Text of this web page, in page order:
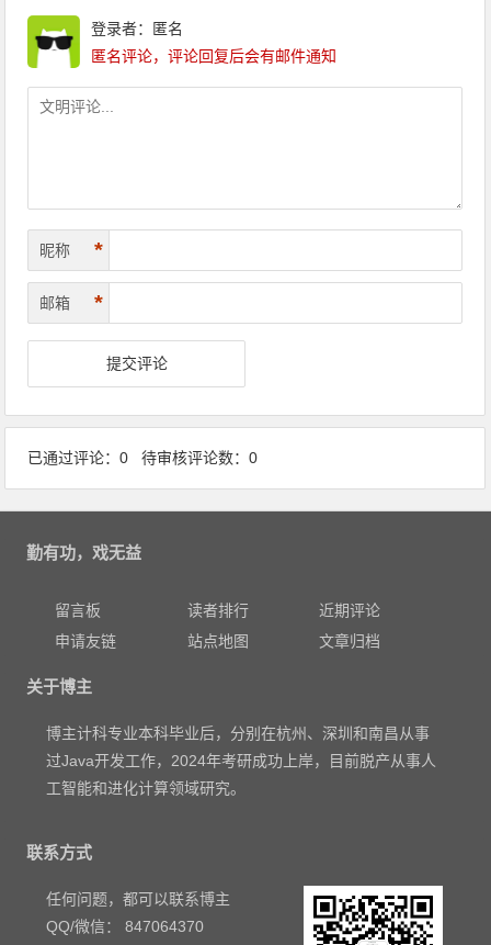
登录者：匿名
匿名评论，评论回复后会有邮件通知
昵称 *
邮箱 *
已通过评论：0 待审核评论数：0
勤有功，戏无益
留言板 读者排行
近期评论
申请友链
站点地图 文章归档
关于博主
博主计科专业本科毕业后，分别在杭州、深圳和南昌从事
过Java开发工作，2024年考研成功上岸，目前脱产从事人
工智能和进化计算领域研究。
联系方式
任何问题，都可以联系博主
QQ/微信： 847064370